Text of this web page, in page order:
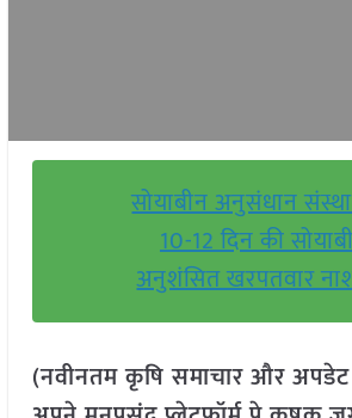
सोयाबीन अनुसंधान
10-12 दिन की
अनुशंसित खरपतवार
(नवीनतम कृषि समाचार और